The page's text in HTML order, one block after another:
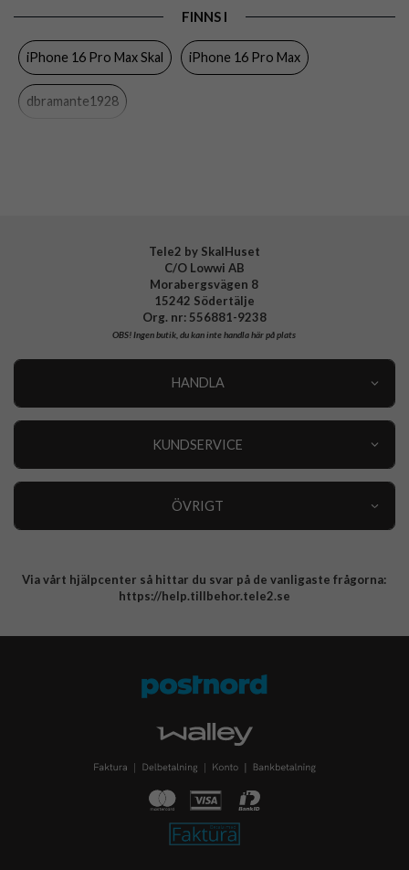
MagSafe-kompatibel, Miljövänlig
Färg
FINNS I
iPhone 16 Pro Max Skal iPhone 16 Pro Max
dbramante1928
Tele2 by SkalHuset
C/O Lowwi AB
Morabergsvägen 8
15242 Södertälje
Org. nr: 556881-9238
OBS!Ingen butik, du kan inte handla här på plats
HANDLA
KUNDSERVICE
ÖVRIGT
Integritetspolicy
Via vårt hjälpcenter så hittar du svar på de vanligaste frågorna:
https://help.tillbehor.tele2.se